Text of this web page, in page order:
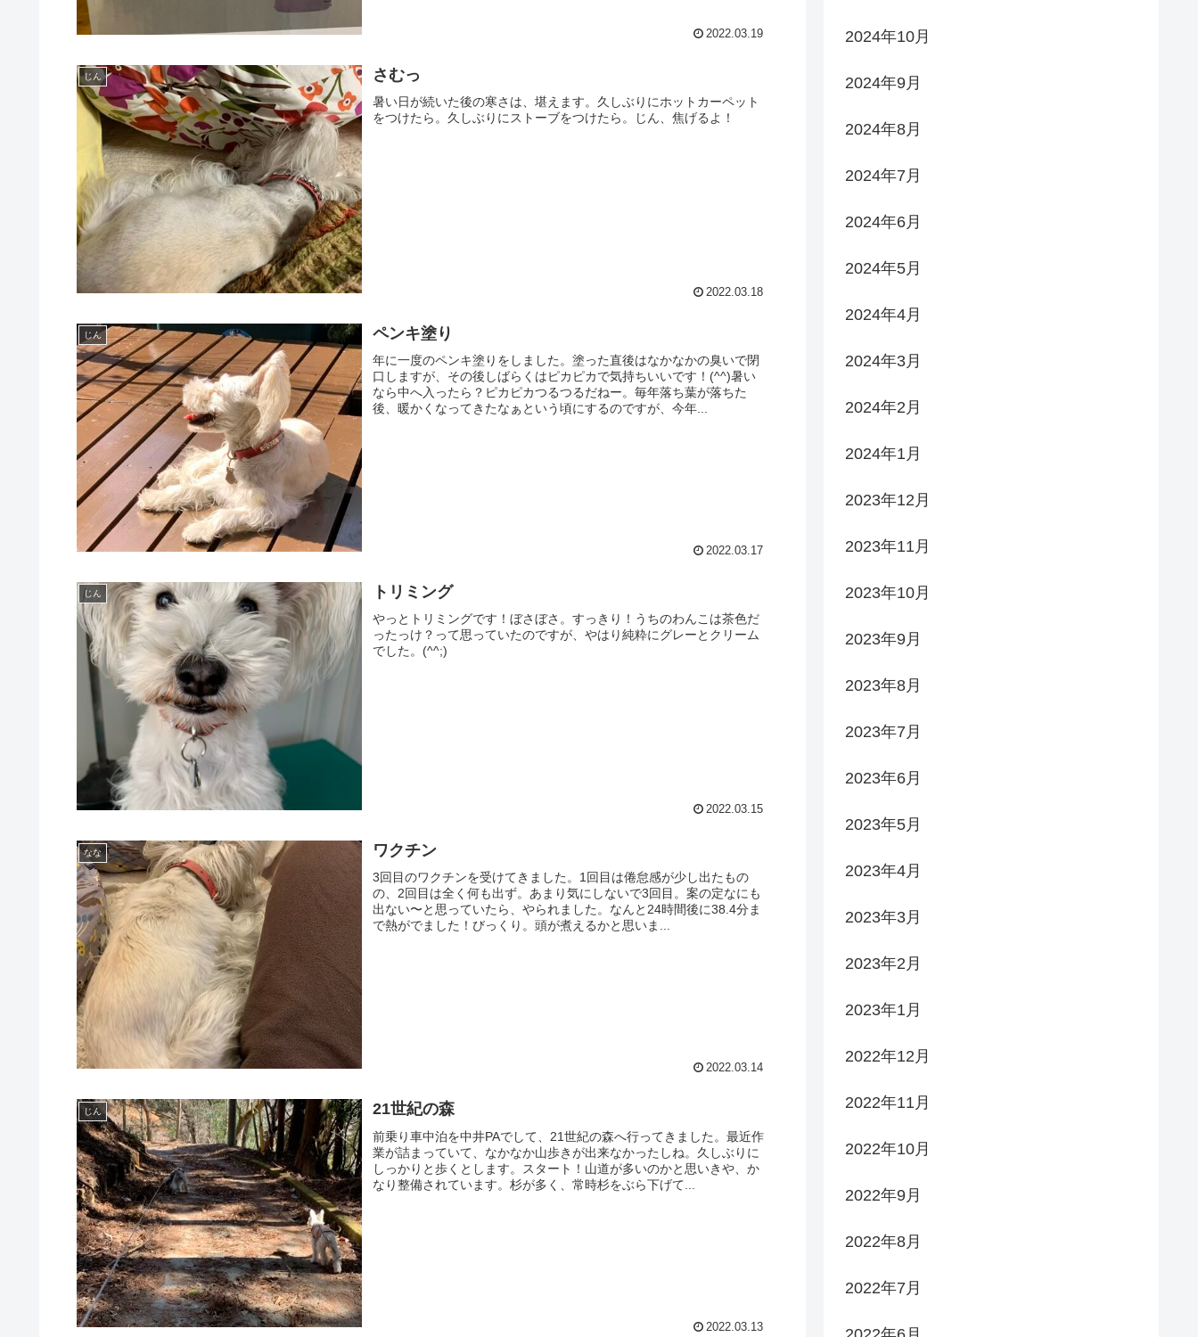
2022.03.19
じん さむっ
暑い日が続いた後の寒さは、堪えます。久しぶりにホットカーペット
をつけたら。久しぶりにストーブをつけたら。じん、焦げるよ！
2022.03.18
じん ペンキ塗り
年に一度のペンキ塗りをしました。塗った直後はなかなかの臭いで閉
口しますが、その後しばらくはピカピカで気持ちいいです！(^^)暑い
なら中へ入ったら？ピカピカつるつるだねー。毎年落ち葉が落ちた
後、暖かくなってきたなぁという頃にするのですが、今年...
2022.03.17
じん トリミング
やっとトリミングです！ぼさぼさ。すっきり！うちのわんこは茶色だ
ったっけ？って思っていたのですが、やはり純粋にグレーとクリーム
でした。(^^;)
2022.03.15
なな ワクチン
3回目のワクチンを受けてきました。1回目は倦怠感が少し出たもの
の、2回目は全く何も出ず。あまり気にしないで3回目。案の定なにも
出ない〜と思っていたら、やられました。なんと24時間後に38.4分ま
で熱がでました！びっくり。頭が煮えるかと思いま...
2022.03.14
じん 21世紀の森
前乗り車中泊を中井PAでして、21世紀の森へ行ってきました。最近作
業が詰まっていて、なかなか山歩きが出来なかったしね。久しぶりに
しっかりと歩くとします。スタート！山道が多いのかと思いきや、か
なり整備されています。杉が多く、常時杉をぶら下げて...
2022.03.13
2024年10月
2024年9月
2024年8月
2024年7月
2024年6月
2024年5月
2024年4月
2024年3月
2024年2月
2024年1月
2023年12月
2023年11月
2023年10月
2023年9月
2023年8月
2023年7月
2023年6月
2023年5月
2023年4月
2023年3月
2023年2月
2023年1月
2022年12月
2022年11月
2022年10月
2022年9月
2022年8月
2022年7月